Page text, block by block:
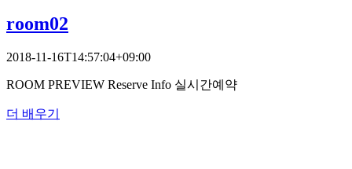
room02
2018-11-16T14:57:04+09:00
ROOM PREVIEW Reserve Info 실시간예약
더 배우기